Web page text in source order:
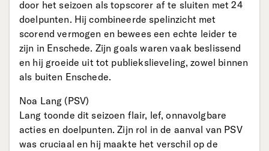
door het seizoen als topscorer af te sluiten met 24
doelpunten. Hij combineerde spelinzicht met
scorend vermogen en bewees een echte leider te
zijn in Enschede. Zijn goals waren vaak beslissend
en hij groeide uit tot publiekslieveling, zowel binnen
als buiten Enschede.
Noa Lang (PSV)
Lang toonde dit seizoen flair, lef, onnavolgbare
acties en doelpunten. Zijn rol in de aanval van PSV
was cruciaal en hij maakte het verschil op de